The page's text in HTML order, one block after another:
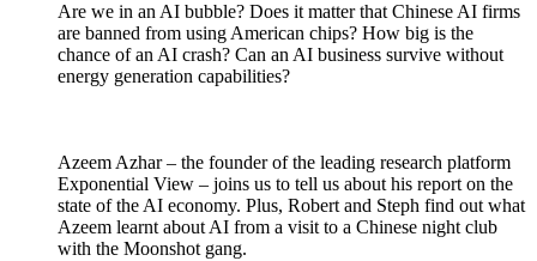
Are we in an AI bubble? Does it matter that Chinese AI firms
are banned from using American chips? How big is the
chance of an AI crash? Can an AI business survive without
energy generation capabilities?
Azeem Azhar – the founder of the leading research platform
Exponential View – joins us to tell us about his report on the
state of the AI economy. Plus, Robert and Steph find out what
Azeem learnt about AI from a visit to a Chinese night club
with the Moonshot gang.